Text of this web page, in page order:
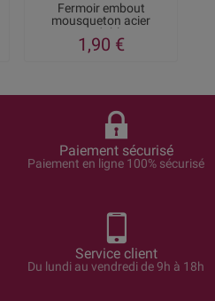
Fermoir embout
mousqueton acier
inoxydable...
1,90 €
Paiement sécurisé
Paiement en ligne 100% sécurisé
Service client
Du lundi au vendredi de 9h à 18h